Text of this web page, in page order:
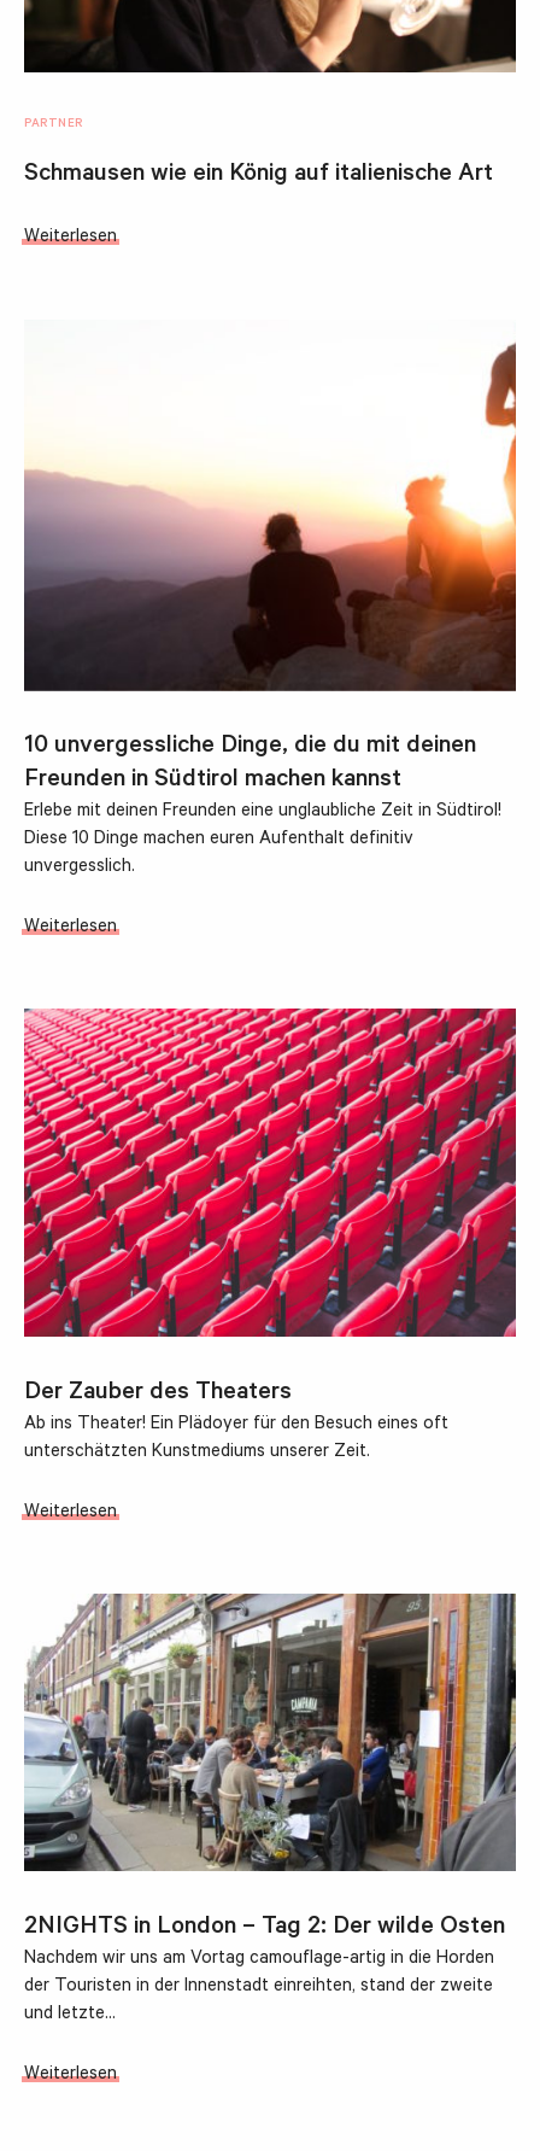
PARTNER
Schmausen wie ein König auf italienische Art
Weiterlesen
10 unvergessliche Dinge, die du mit deinen
Freunden in Südtirol machen kannst
Erlebe mit deinen Freunden eine unglaubliche Zeit in Südtirol!
Diese 10 Dinge machen euren Aufenthalt definitiv
unvergesslich.
Weiterlesen
Der Zauber des Theaters
Ab ins Theater! Ein Plädoyer für den Besuch eines oft
unterschätzten Kunstmediums unserer Zeit.
Weiterlesen
2NIGHTS in London – Tag 2: Der wilde Osten
Nachdem wir uns am Vortag camouflage-artig in die Horden
der Touristen in der Innenstadt einreihten, stand der zweite
und letzte…
Weiterlesen